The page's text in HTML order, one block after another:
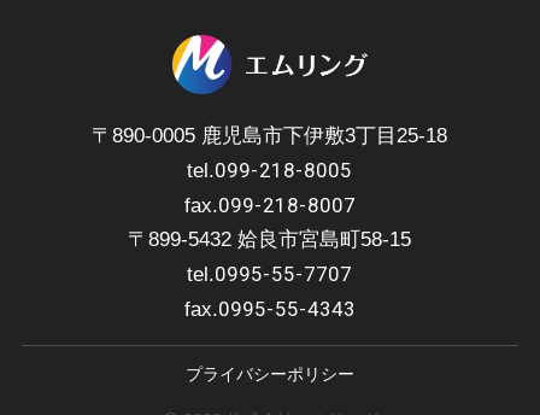
〒890-0005 鹿児島市下伊敷3丁目25-18
tel.099-218-8005
fax.099-218-8007
〒899-5432 姶良市宮島町58-15
tel.0995-55-7707
fax.0995-55-4343
プライバシーポリシー